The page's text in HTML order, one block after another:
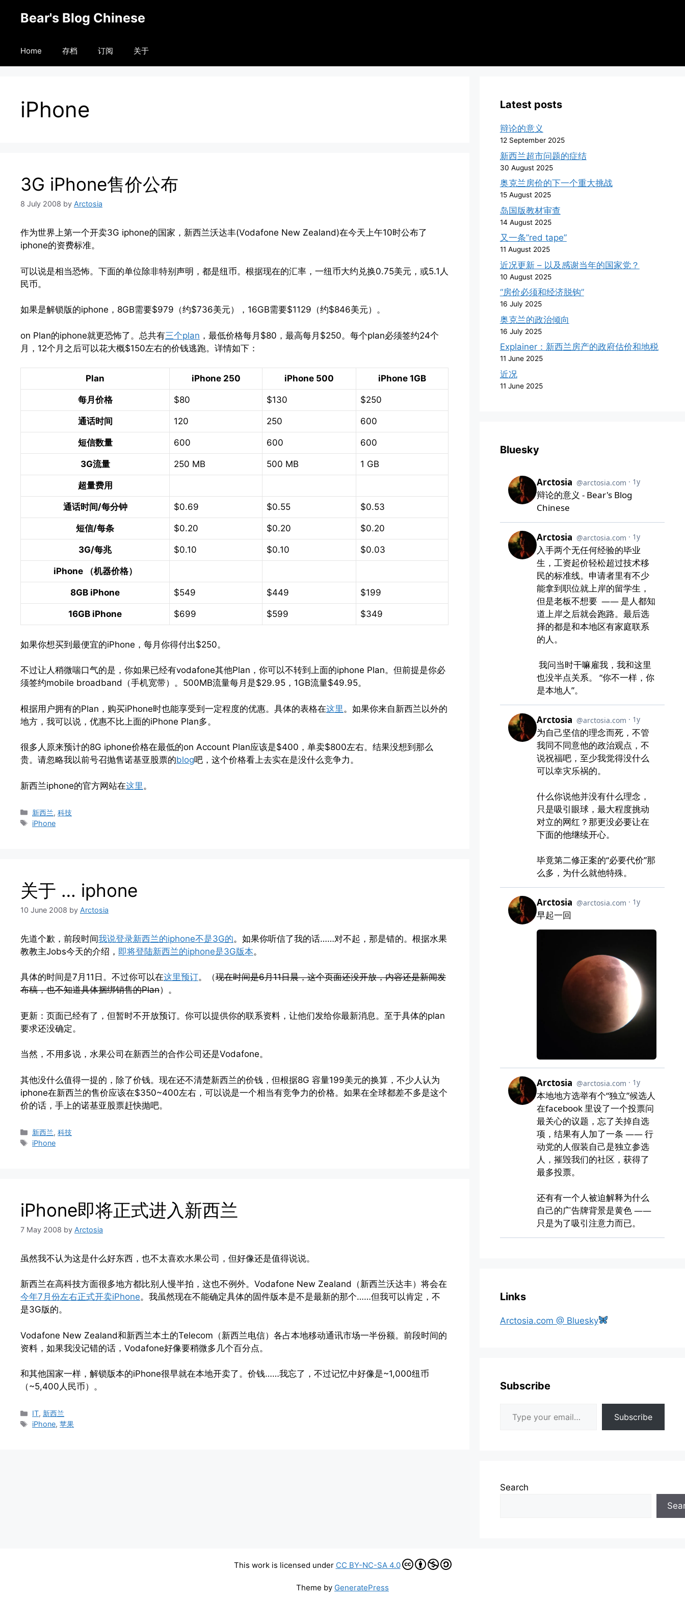
Bear's Blog Chinese
Home 存档 订阅 关于
iPhone
3G iPhone售价公布
8 July 2008 by Arctosia
作为世界上第一个开卖3G iphone的国家，新西兰沃达丰(Vodafone New Zealand)在今天上午10时公布了
iphone的资费标准。
可以说是相当恐怖。下面的单位除非特别声明，都是纽币。根据现在的汇率，一纽币大约兑换0.75美元，或5.1人
民币。
如果是解锁版的iphone，8GB需要$979（约$736美元），16GB需要$1129（约$846美元）。
on Plan的iphone就更恐怖了。总共有三个plan ，最低价格每月$80，最高每月$250。每个plan必须签约24个
月，12个月之后可以花大概$150左右的价钱逃跑。详情如下：
Plan iPhone 250 iPhone 500 iPhone 1GB
每月价格 $80 $130 $250
通话时间 120 250 600
短信数量 600 600 600
3G流量 250 MB 500 MB 1 GB
超量费用
通话时间/每分钟 $0.69 $0.55 $0.53
短信/每条 $0.20 $0.20 $0.20
3G/每兆 $0.10 $0.10 $0.03
iPhone （机器价格）
8GB iPhone $549 $449 $199
16GB iPhone $699 $599 $349
如果你想买到最便宜的iPhone，每月你得付出$250。
不过让人稍微喘口气的是，你如果已经有vodafone其他Plan，你可以不转到上面的iphone Plan。但前提是你必
须签约mobile broadband（手机宽带）。500MB流量每月是$29.95，1GB流量$49.95。
根据用户拥有的Plan，购买iPhone时也能享受到一定程度的优惠。具体的表格在这里 。如果你来自新西兰以外的
地方，我可以说，优惠不比上面的iPhone Plan多。
很多人原来预计的8G iphone价格在最低的on Account Plan应该是$400，单卖$800左右。结果没想到那么
贵。请忽略我以前号召抛售诺基亚股票的blog吧，这个价格看上去实在是没什么竞争力。
新西兰iphone的官方网站在这里 。
Categories
新西兰,科技
Tags
iPhone
关于 … iphone
10 June 2008 by Arctosia
先道个歉，前段时间我说登录新西兰的iphone不是3G的。如果你听信了我的话……对不起，那是错的。根据水果
教教主Jobs今天的介绍， 即将登陆新西兰的iphone是3G版本。
具体的时间是7月11日。不过你可以在这里预订。（现在时间是6月11日晨，这个页面还没开放，内容还是新闻发
布稿，也不知道具体捆绑销售的Plan）。
更新：页面已经有了，但暂时不开放预订。你可以提供你的联系资料，让他们发给你最新消息。至于具体的plan
要求还没确定。
当然，不用多说，水果公司在新西兰的合作公司还是Vodafone。
其他没什么值得一提的，除了价钱。现在还不清楚新西兰的价钱，但根据8G 容量199美元的换算，不少人认为
iphone在新西兰的售价应该在$350~400左右，可以说是一个相当有竞争力的价格。如果在全球都差不多是这个
价的话，手上的诺基亚股票赶快抛吧。
Categories
新西兰,科技
Tags
iPhone
iPhone即将正式进入新西兰
7 May 2008 by Arctosia
虽然我不认为这是什么好东西，也不太喜欢水果公司，但好像还是值得说说。
新西兰在高科技方面很多地方都比别人慢半拍，这也不例外。Vodafone New Zealand（新西兰沃达丰）将会在
今年7月份左右正式开卖iPhone。我虽然现在不能确定具体的固件版本是不是最新的那个……但我可以肯定，不
是3G版的。
Vodafone New Zealand和新西兰本土的Telecom（新西兰电信）各占本地移动通讯市场一半份额。前段时间的
资料，如果我没记错的话，Vodafone好像要稍微多几个百分点。
和其他国家一样，解锁版本的iPhone很早就在本地开卖了。价钱……我忘了，不过记忆中好像是~1,000纽币
（~5,400人民币）。
Categories
IT, 新西兰
Tags
iPhone,苹果
Latest posts
辩论的意义
12 September 2025
新西兰超市问题的症结
30 August 2025
奥克兰房价的下一个重大挑战
15 August 2025
岛国版教材审查
14 August 2025
又一条”red tape”
11 August 2025
近况更新 – 以及感谢当年的国家党？
10 August 2025
“房价必须和经济脱钩”
16 July 2025
奥克兰的政治倾向
16 July 2025
Explainer：新西兰房产的政府估价和地税
11 June 2025
近况
11 June 2025
Bluesky
Links
Arctosia.com @ Bluesky
Subscribe
Subscribe
Search
This work is licensed under CC BY-NC-SA 4.0
Theme by GeneratePress